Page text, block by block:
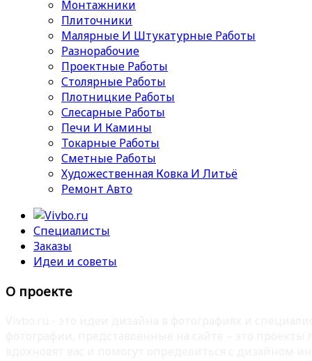
Монтажники
Плиточники
Малярные И Штукатурные Работы
Разнорабочие
Проектные Работы
Столярные Работы
Плотницкие Работы
Слесарные Работы
Печи И Камины
Токарные Работы
Сметные Работы
Художественная Ковка И Литьё
Ремонт Авто
Специалисты
Заказы
Идеи и советы
О проекте